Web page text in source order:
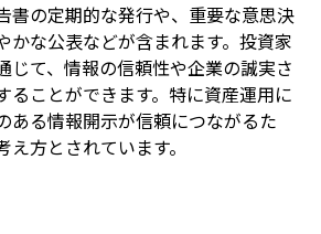
書の定期的な発行や、重要な意思決
かな公表などが含まれます。投資家
じて、情報の信頼性や企業の誠実さ
ることができます。特に資産運用に
ある情報開示が信頼につながるた
方とされています。